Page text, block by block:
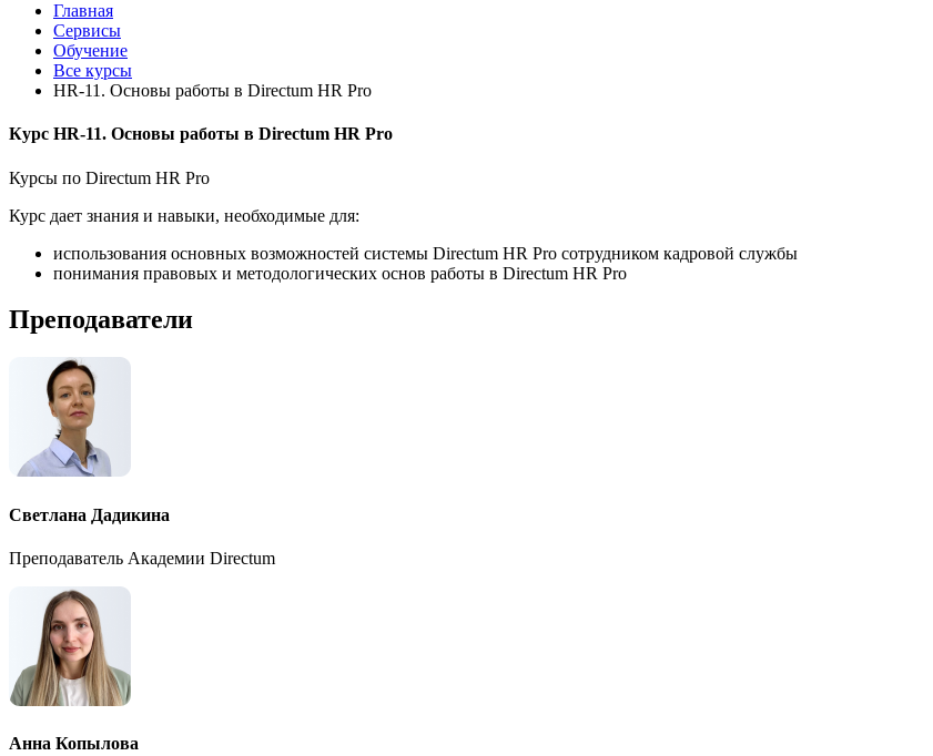
Главная
Сервисы
Обучение
Все курсы
HR-11. Основы работы в Directum HR Pro
Курс HR-11. Основы работы в Directum HR Pro
Курсы по Directum HR Pro
Курс дает знания и навыки, необходимые для:
использования основных возможностей системы Directum HR Pro сотрудником кадровой службы
понимания правовых и методологических основ работы в Directum HR Pro
Преподаватели
Светлана Дадикина
Преподаватель Академии Directum
Анна Копылова